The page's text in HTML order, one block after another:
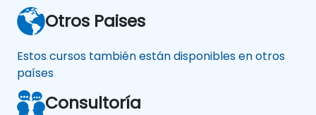
Otros Paises
Estos cursos también están disponibles en otros
países
Consultoría